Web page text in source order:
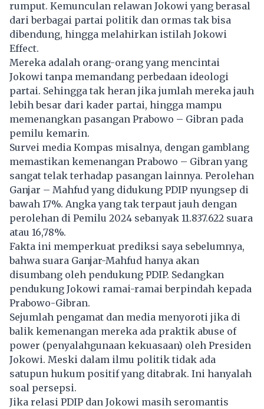
rumput. Kemunculan relawan Jokowi yang berasal
dari berbagai partai politik dan ormas tak bisa
dibendung, hingga melahirkan istilah Jokowi
Effect.
Mereka adalah orang-orang yang mencintai
Jokowi tanpa memandang perbedaan ideologi
partai. Sehingga tak heran jika jumlah mereka jauh
lebih besar dari kader partai, hingga mampu
memenangkan pasangan Prabowo – Gibran pada
pemilu kemarin.
Survei media Kompas misalnya, dengan gamblang
memastikan kemenangan Prabowo – Gibran yang
sangat telak terhadap pasangan lainnya. Perolehan
Ganjar – Mahfud yang didukung PDIP nyungsep di
bawah 17%. Angka yang tak terpaut jauh dengan
perolehan di Pemilu 2024 sebanyak 11.837.622 suara
atau 16,78%.
Fakta ini memperkuat prediksi saya sebelumnya,
bahwa suara Ganjar-Mahfud hanya akan
disumbang oleh pendukung PDIP. Sedangkan
pendukung Jokowi ramai-ramai berpindah kepada
Prabowo-Gibran.
Sejumlah pengamat dan media menyoroti jika di
balik kemenangan mereka ada praktik abuse of
power (penyalahgunaan kekuasaan) oleh Presiden
Jokowi. Meski dalam ilmu politik tidak ada
satupun hukum positif yang ditabrak. Ini hanyalah
soal persepsi.
Jika relasi PDIP dan Jokowi masih seromantis